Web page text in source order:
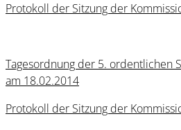
Protokoll der Sitzung der
Tagesordnung der 5. ordentlichen
am 18.02.2014
Protokoll der Sitzung der